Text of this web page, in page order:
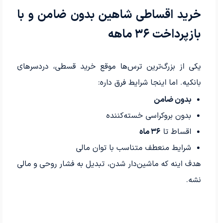
خرید اقساطی شاهین بدون ضامن و با
بازپرداخت ۳۶ ماهه
یکی از بزرگ‌ترین ترس‌ها موقع خرید قسطی، دردسرهای
بانکیه. اما اینجا شرایط فرق داره:
بدون ضامن
بدون بروکراسی خسته‌کننده
اقساط تا ۳۶ ماه
شرایط منعطف متناسب با توان مالی
هدف اینه که ماشین‌دار شدن، تبدیل به فشار روحی و مالی
نشه.